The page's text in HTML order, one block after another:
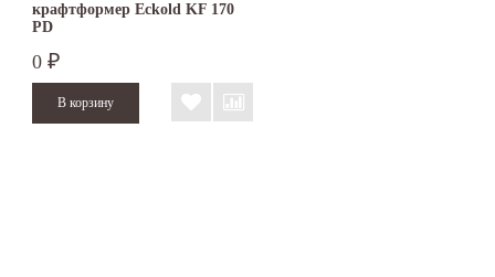
крафтформер Eckold KF 170
PD
0 ₽